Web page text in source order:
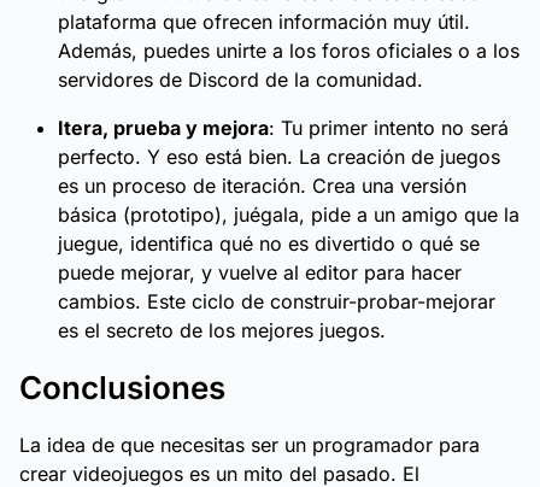
plataforma que ofrecen información muy útil.
Además, puedes unirte a los foros oficiales o a los
servidores de Discord de la comunidad.
Itera, prueba y mejora: Tu primer intento no será
perfecto. Y eso está bien. La creación de juegos
es un proceso de iteración. Crea una versión
básica (prototipo), juégala, pide a un amigo que la
juegue, identifica qué no es divertido o qué se
puede mejorar, y vuelve al editor para hacer
cambios. Este ciclo de construir-probar-mejorar
es el secreto de los mejores juegos.
Conclusiones
La idea de que necesitas ser un programador para
crear videojuegos es un mito del pasado. El